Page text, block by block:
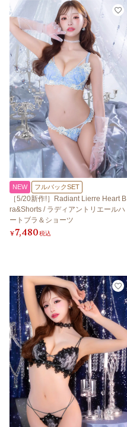
NEW フルバックSET
［5/20新作!］Radiant Lierre Heart B
ra&Shorts / ラディアントリエールハ
ートブラ＆ショーツ
¥7,480税込